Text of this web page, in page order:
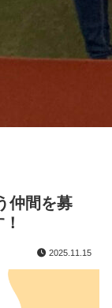
仲間を募
2025.11.15